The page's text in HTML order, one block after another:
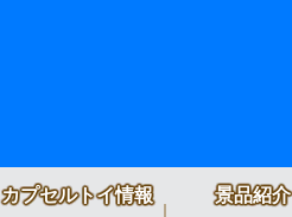
カプセルトイ情報 景品紹介